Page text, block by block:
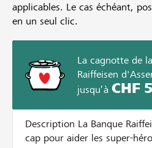
applicables. Le cas échéant,
en un seul clic.
La cagnotte de
Raiffeisen
jusqu’à CHF
Description La Banque Raiffeisen d'Assens enfile sa
cap pour aider les super-